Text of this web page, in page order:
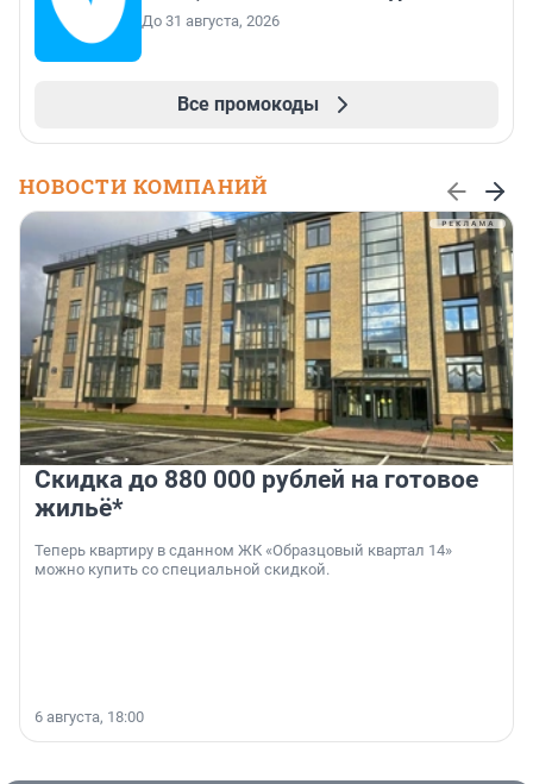
До 31 августа, 2026
Все промокоды
НОВОСТИ КОМПАНИЙ
Скидка до 880 000 рублей на готовое
жильё*
Теперь квартиру в сданном ЖК «Образцовый квартал 14»
можно купить со специальной скидкой.
6 августа, 18:00